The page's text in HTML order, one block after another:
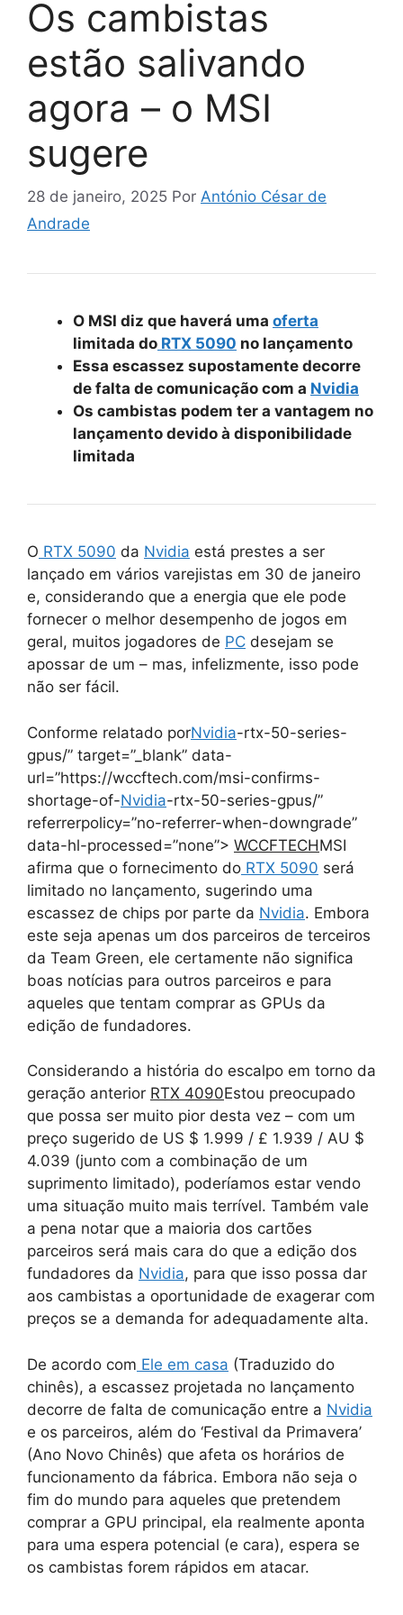
Os cambistas
estão salivando
agora – o MSI
sugere
28 de janeiro, 2025 Por António César de
Andrade
O MSI diz que haverá uma oferta
limitada do RTX 5090 no lançamento
Essa escassez supostamente decorre
de falta de comunicação com a Nvidia
Os cambistas podem ter a vantagem no
lançamento devido à disponibilidade
limitada
O RTX 5090 da Nvidia está prestes a ser
lançado em vários varejistas em 30 de janeiro
e, considerando que a energia que ele pode
fornecer o melhor desempenho de jogos em
geral, muitos jogadores de PC desejam se
apossar de um – mas, infelizmente, isso pode
não ser fácil.
Conforme relatado porNvidia-rtx-50-series-
gpus/” target=”_blank” data-
url=”https://wccftech.com/msi-confirms-
shortage-of-Nvidia-rtx-50-series-gpus/”
referrerpolicy=”no-referrer-when-downgrade”
data-hl-processed=”none”> WCCFTECHMSI
afirma que o fornecimento do RTX 5090 será
limitado no lançamento, sugerindo uma
escassez de chips por parte da Nvidia. Embora
este seja apenas um dos parceiros de terceiros
da Team Green, ele certamente não significa
boas notícias para outros parceiros e para
aqueles que tentam comprar as GPUs da
edição de fundadores.
Considerando a história do escalpo em torno da
geração anterior RTX 4090Estou preocupado
que possa ser muito pior desta vez – com um
preço sugerido de US $ 1.999 / £ 1.939 / AU $
4.039 (junto com a combinação de um
suprimento limitado), poderíamos estar vendo
uma situação muito mais terrível. Também vale
a pena notar que a maioria dos cartões
parceiros será mais cara do que a edição dos
fundadores da Nvidia, para que isso possa dar
aos cambistas a oportunidade de exagerar com
preços se a demanda for adequadamente alta.
De acordo com Ele em casa (Traduzido do
chinês), a escassez projetada no lançamento
decorre de falta de comunicação entre a Nvidia
e os parceiros, além do ‘Festival da Primavera’
(Ano Novo Chinês) que afeta os horários de
funcionamento da fábrica. Embora não seja o
fim do mundo para aqueles que pretendem
comprar a GPU principal, ela realmente aponta
para uma espera potencial (e cara), espera se
os cambistas forem rápidos em atacar.